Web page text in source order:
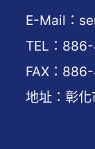
E-Mail：
TEL：
FAX：
地址：彰